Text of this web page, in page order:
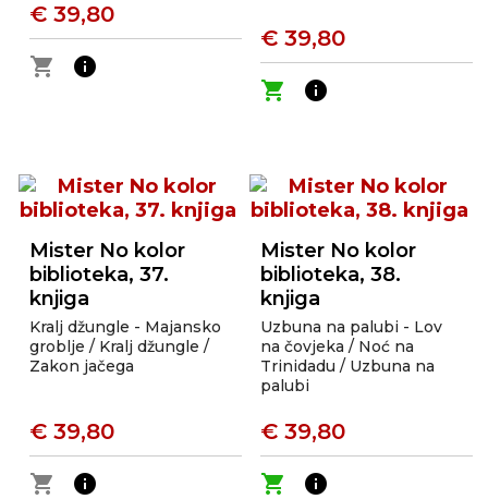
€ 39,80
shopping_cart
info
€ 39,80
shopping_cart
info
Mister No kolor
biblioteka, 37.
knjiga
Kralj džungle - Majansko
groblje / Kralj džungle /
Zakon jačega
€ 39,80
shopping_cart
info
Mister No kolor
biblioteka, 38.
knjiga
Uzbuna na palubi - Lov
na čovjeka / Noć na
Trinidadu / Uzbuna na
palubi
€ 39,80
shopping_cart
info